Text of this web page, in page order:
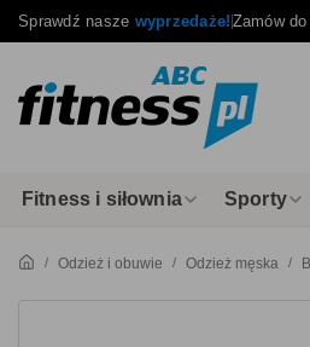
Sprawdź nasze wyprzedaże!Zamów
Fitness i siłownia Sporty
Odzież i obuwie Odzież męska